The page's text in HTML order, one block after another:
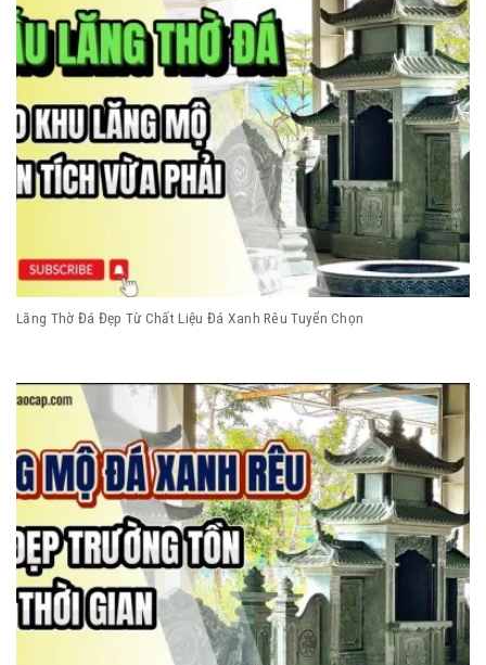
Lăng Thờ Đá Đẹp Từ Chất Liệu Đá Xanh Rêu Tuyển Chọn